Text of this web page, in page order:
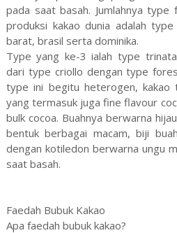
pada saat basah. Jumlahnya
produksi kakao dunia adalah
barat, brasil serta dominika.
Type yang ke-3 ialah type
dari type criollo dengan type
type ini begitu heterogen, kakao
yang termasuk juga fine flavour
bulk cocoa. Buahnya berwarna
bentuk berbagai macam, biji
dengan kotiledon berwarna ungu
saat basah.
Faedah Bubuk Kakao
Apa faedah bubuk kakao?